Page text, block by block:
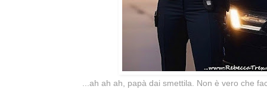
...ah ah ah, papà dai smettila. Non è vero che